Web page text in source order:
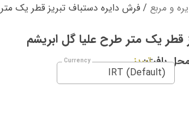
و مربع / فرش دایره دستباف تبریز قطر یک متر
قطر یک متر طرح علیا گل ابریشم
بافت:تبریز
IRT (Default)